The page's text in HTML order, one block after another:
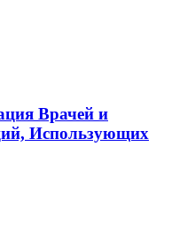
Врачей и
Использующих